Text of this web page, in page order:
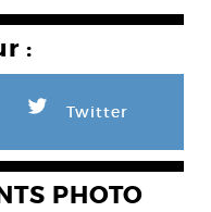
:
L Twitter
PHOTO